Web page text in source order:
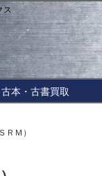
ス
古本・古書買取
ＲＭ）